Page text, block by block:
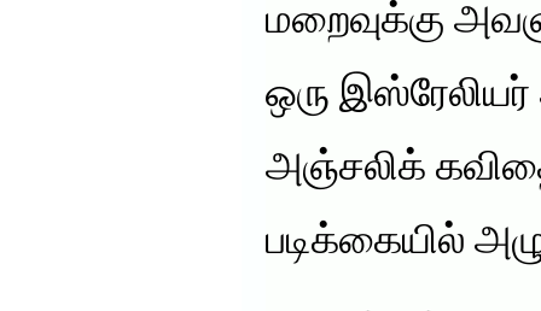
மறைவுக்கு
ஒரு இஸ்ரேலியர்
அஞ்சலிக்
படிக்கையில்